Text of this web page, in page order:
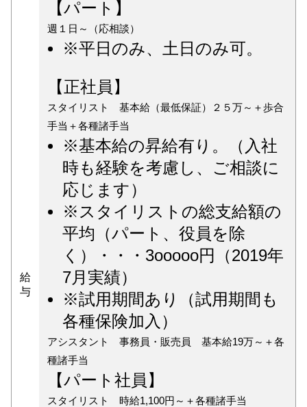
【パート】
週１日～（応相談）
※平日のみ、土日のみ可。
給
与
【正社員】
スタイリスト 基本給（最低保証）２５万～＋歩合
手当＋各種諸手当
※基本給の昇給有り。（入社
時も経験を考慮し、ご相談に
応じます）
※スタイリストの総支給額の
平均（パート、役員を除
く）・・・3ooooo円（2019年
7月実績）
※試用期間あり（試用期間も
各種保険加入）
アシスタント 事務員・販売員 基本給19万～＋各
種諸手当
【パート社員】
スタイリスト 時給1,100円～＋各種諸手当